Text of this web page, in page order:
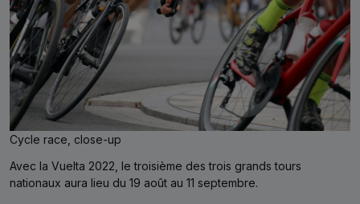
Cycle race, close-up
Avec la Vuelta 2022, le troisième des trois grands tours
nationaux aura lieu du 19 août au 11 septembre.